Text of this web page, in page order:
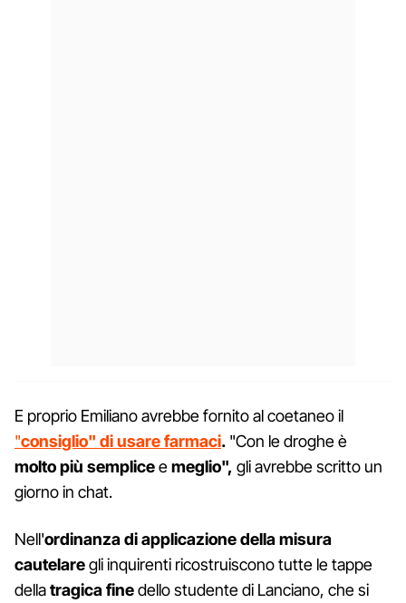
E proprio Emiliano avrebbe fornito al coetaneo il
"consiglio" di usare farmaci. "Con le droghe è
molto più sempliceemeglio", gli avrebbe scritto un
giorno in chat.
Nell'ordinanza di applicazione della misura
cautelaregli inquirenti ricostruiscono tutte le tappe
dellatragica finedello studente di Lanciano, che si